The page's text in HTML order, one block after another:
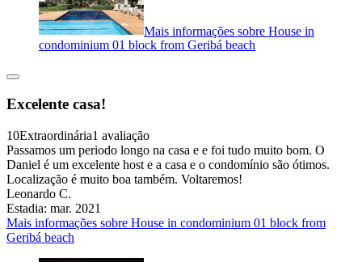
Mais informações sobre House in
condominium 01 block from Geribá beach
Excelente casa!
10Extraordinária1 avaliação
Passamos um periodo longo na casa e e foi tudo muito bom. O
Daniel é um excelente host e a casa e o condomínio são ótimos.
Localização é muito boa também. Voltaremos!
Leonardo C.
Estadia: mar. 2021
Mais informações sobre House in condominium 01 block from
Geribá beach